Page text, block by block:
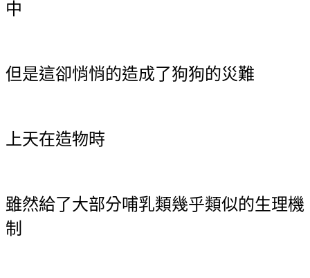
中
但是這卻悄悄的造成了狗狗的災難
上天在造物時
雖然給了大部分哺乳類幾乎類似的生理機
制